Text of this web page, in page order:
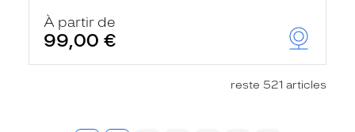
À partir de
99,00 €
reste 521 articles